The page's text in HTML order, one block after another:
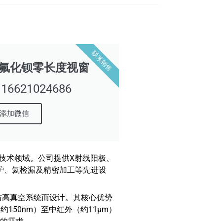
化钡零长度视窗
加微信
联系销售
领域。公司提供X射线阳极、
、氦检漏及精密加工等先进设
真空系统而设计。其核心优势
150nm）至中红外（约11μm）